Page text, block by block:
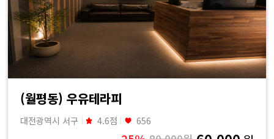
(월평동) 우유테라피
대전광역시 서구 4.6점 656